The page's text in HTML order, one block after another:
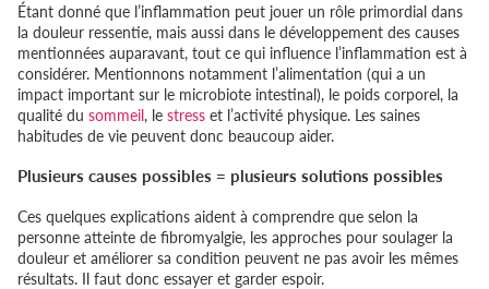
Étant donné que l’inflammation peut jouer un rôle primordial dans
la douleur ressentie, mais aussi dans le développement des causes
mentionnées auparavant, tout ce qui influence l’inflammation est à
considérer. Mentionnons notamment l’alimentation (qui a un
impact important sur le microbiote intestinal), le poids corporel, la
qualité du sommeil, le stress et l’activité physique. Les saines
habitudes de vie peuvent donc beaucoup aider.
Plusieurs causes possibles = plusieurs solutions possibles
Ces quelques explications aident à comprendre que selon la
personne atteinte de fibromyalgie, les approches pour soulager la
douleur et améliorer sa condition peuvent ne pas avoir les mêmes
résultats. Il faut donc essayer et garder espoir.